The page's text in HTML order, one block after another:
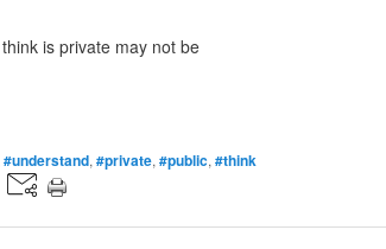
is private may not be
#understand, #private, #public, #think